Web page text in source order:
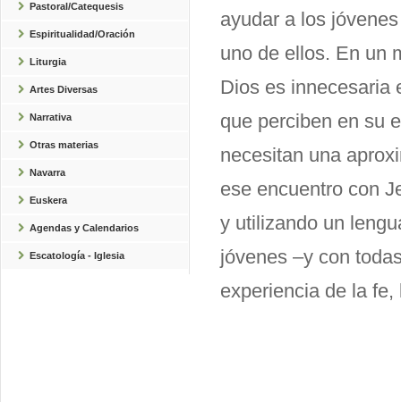
Pastoral/Catequesis
Espiritualidad/Oración
Liturgia
Artes Diversas
Narrativa
Otras materias
Navarra
Euskera
Agendas y Calendarios
Escatología - Iglesia
ayudar a los
uno de ellos. En un
Dios es innecesaria
que perciben en su
necesitan una
ese encuentro con
y utilizando un
jóvenes –y con
experiencia de la